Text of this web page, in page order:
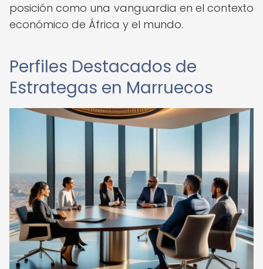
posición como una vanguardia en el contexto
económico de África y el mundo.
Perfiles Destacados de
Estrategas en Marruecos